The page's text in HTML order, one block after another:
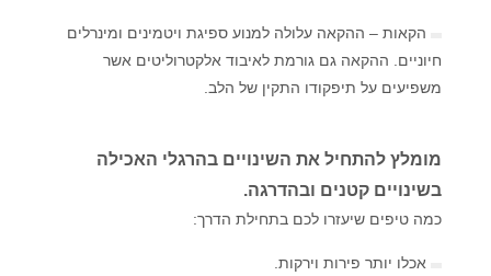
הקאות – ההקאה עלולה למנוע ספיגת ויטמינים ומינרלים
חיוניים. ההקאה גם גורמת לאיבוד אלקטרוליטים אשר
משפיעים על תיפקודו התקין של הלב.
מומלץ להתחיל את השינויים בהרגלי האכילה
בשינויים קטנים ובהדרגה.
כמה טיפים שיעזרו לכם בתחילת הדרך:
אכלו יותר פירות וירקות.